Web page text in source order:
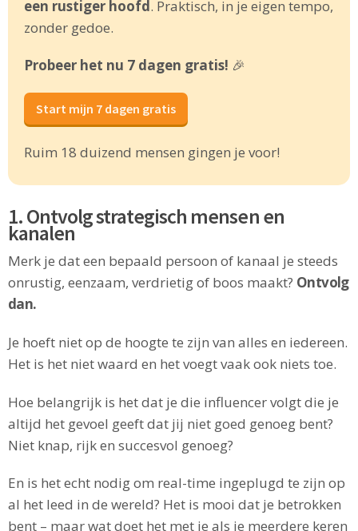
een rustiger hoofd. Praktisch, in je eigen tempo,
zonder gedoe.
Probeer het nu 7 dagen gratis! 🎉
Start mijn 7 dagen gratis
Ruim 18 duizend mensen gingen je voor!
1. Ontvolg strategisch mensen en
kanalen
Merk je dat een bepaald persoon of kanaal je steeds
onrustig, eenzaam, verdrietig of boos maakt? Ontvolg
dan.
Je hoeft niet op de hoogte te zijn van alles en iedereen.
Het is het niet waard en het voegt vaak ook niets toe.
Hoe belangrijk is het dat je die influencer volgt die je
altijd het gevoel geeft dat jij niet goed genoeg bent?
Niet knap, rijk en succesvol genoeg?
En is het echt nodig om real-time ingeplugd te zijn op
al het leed in de wereld? Het is mooi dat je betrokken
bent – maar wat doet het met je als je meerdere keren